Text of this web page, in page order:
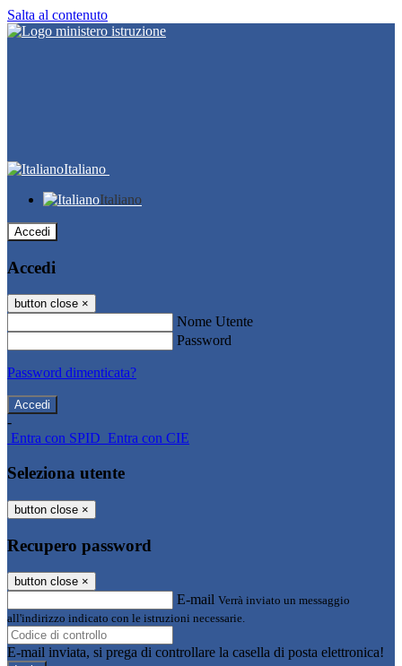
Salta al contenuto
Italiano
Italiano
Accedi
Accedi
button close ×
Nome Utente
Password
Password dimenticata?
-
Entra con SPID Entra con CIE
Seleziona utente
button close ×
Recupero password
button close ×
E-mail Verrà inviato un messaggio
all'indirizzo indicato con le istruzioni necessarie.
E-mail inviata, si prega di controllare la casella di posta elettronica!